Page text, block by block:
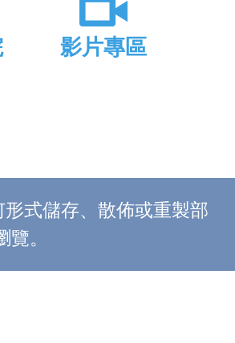
影片專區
式儲存、散佈或重製部
。